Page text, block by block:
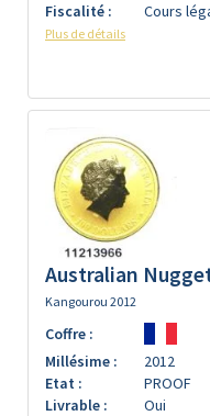
Fiscalité :
Cours
Plus de détails
Australian
Kangourou 2012
Coffre :
Millésime :
2012
Etat :
PROOF
Livrable :
Oui